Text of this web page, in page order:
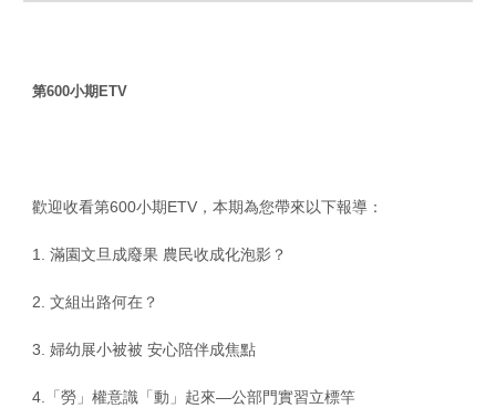
第600小期 ETV
歡迎收看第600小期ETV ，本期為您帶來以下報導：
1. 滿園文旦成廢果 農民收成化泡影？
2. 文組出路何在？
3. 婦幼展小被被 安心陪伴成焦點
4. 「勞」權意識「動」起來—公部門實習立標竿